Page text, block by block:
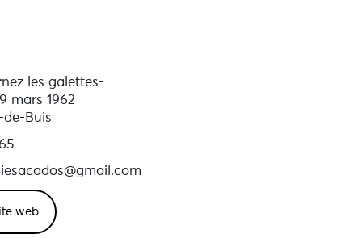
les galettes-
mars 1962
Buis
web